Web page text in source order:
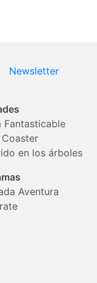
Newsletter
Fantasticable
en los árboles
Aventura